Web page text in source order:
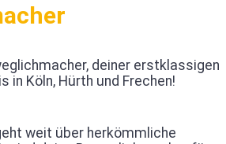
deiner erstklassigen
in Köln, Hürth und Frechen!
weit über herkömmliche